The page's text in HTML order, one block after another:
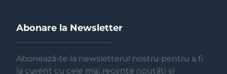
Abonare la Newsletter
Abonează-te la newsletterul nostru pentru a fi
la curent cu cele mai recente noutăți și